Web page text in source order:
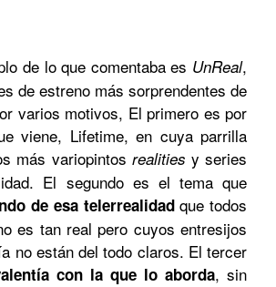
de lo que comentaba es UnReal,
de estreno más sorprendentes de
varios motivos, El primero es por
viene, Lifetime, en cuya parrilla
más variopintos realities y series
El segundo es el tema que
de esa telerrealidadque todos
es tan real pero cuyos entresijos
no están del todo claros. El tercer
con la que lo aborda, sin